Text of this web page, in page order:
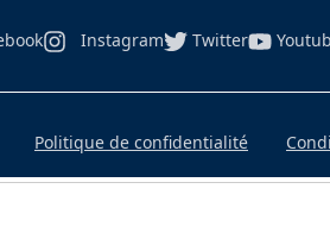
Instagram Twitter
Politique de confidentialité